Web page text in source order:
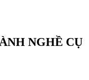
NGHỀ CỤ